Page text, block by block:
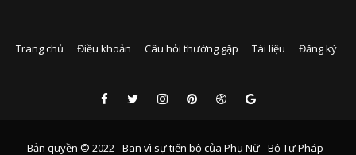
Trang chủ Điều khoản Câu hỏi thường gặp Tài liệu Đăng ký
Bản quyền © 2022 - Ban vì sự tiến bộ của Phụ Nữ - Bộ Tư Pháp -